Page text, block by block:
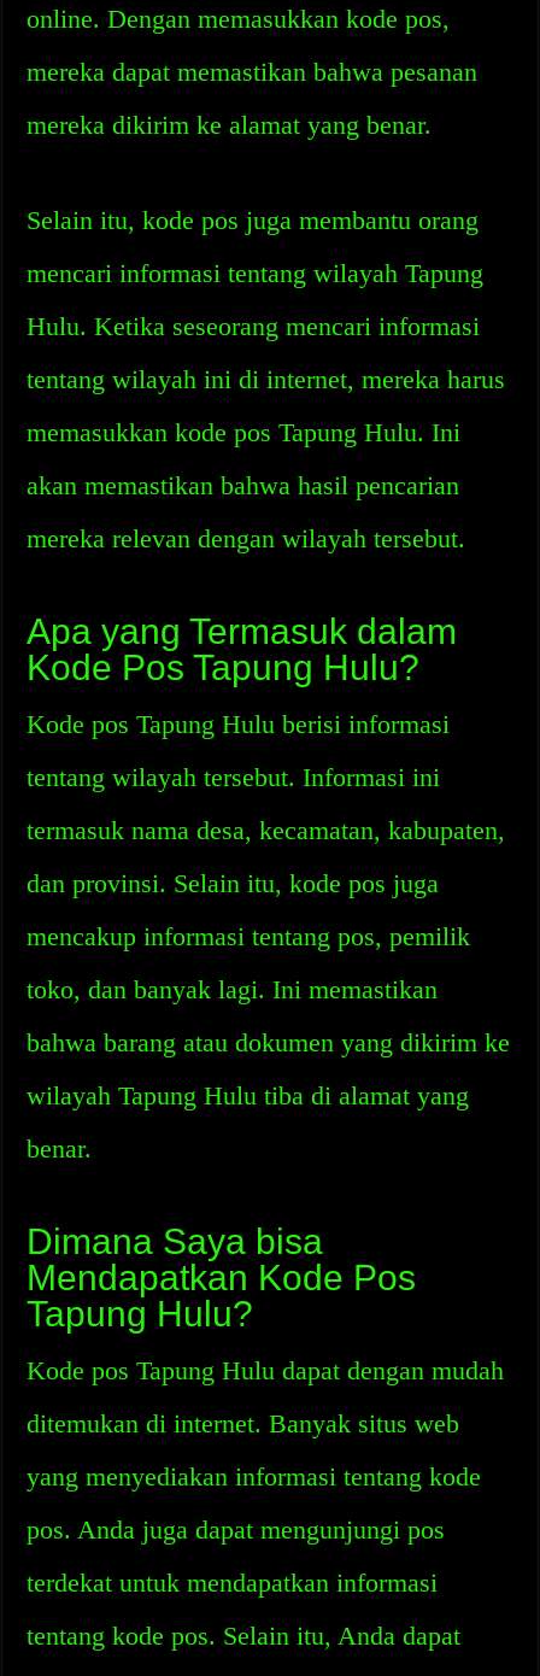
online. Dengan memasukkan kode pos,
mereka dapat memastikan bahwa pesanan
mereka dikirim ke alamat yang benar.
Selain itu, kode pos juga membantu orang
mencari informasi tentang wilayah Tapung
Hulu. Ketika seseorang mencari informasi
tentang wilayah ini di internet, mereka harus
memasukkan kode pos Tapung Hulu. Ini
akan memastikan bahwa hasil pencarian
mereka relevan dengan wilayah tersebut.
Apa yang Termasuk dalam
Kode Pos Tapung Hulu?
Kode pos Tapung Hulu berisi informasi
tentang wilayah tersebut. Informasi ini
termasuk nama desa, kecamatan, kabupaten,
dan provinsi. Selain itu, kode pos juga
mencakup informasi tentang pos, pemilik
toko, dan banyak lagi. Ini memastikan
bahwa barang atau dokumen yang dikirim ke
wilayah Tapung Hulu tiba di alamat yang
benar.
Dimana Saya bisa
Mendapatkan Kode Pos
Tapung Hulu?
Kode pos Tapung Hulu dapat dengan mudah
ditemukan di internet. Banyak situs web
yang menyediakan informasi tentang kode
pos. Anda juga dapat mengunjungi pos
terdekat untuk mendapatkan informasi
tentang kode pos. Selain itu, Anda dapat